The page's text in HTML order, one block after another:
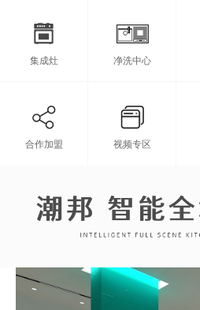
集成灶 净洗中心
合作加盟 视频专区